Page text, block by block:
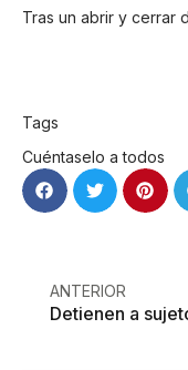
Tras un abrir y cerrar
Tags
Cuéntaselo a todos
ANTERIOR